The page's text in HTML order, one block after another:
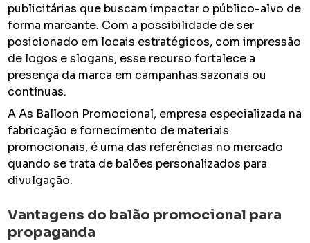
publicitárias que buscam impactar o público-alvo de
forma marcante. Com a possibilidade de ser
posicionado em locais estratégicos, com impressão
de logos e slogans, esse recurso fortalece a
presença da marca em campanhas sazonais ou
contínuas.
A As Balloon Promocional, empresa especializada na
fabricação e fornecimento de materiais
promocionais, é uma das referências no mercado
quando se trata de balões personalizados para
divulgação.
Vantagens do balão promocional para
propaganda